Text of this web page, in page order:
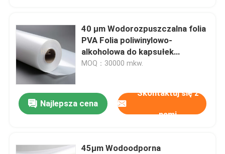
40 μm Wodorozpuszczalna folia
PVA Folia poliwinylowo-
alkoholowa do kapsułek
detergentów i opakowań 200
MOQ：30000 mkw.
Najlepsza cena
Skontaktuj się z
nami
45μm Wodoodporna